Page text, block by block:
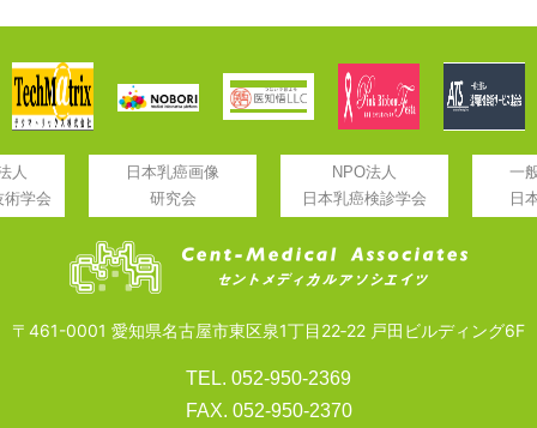
人
術学会
日本乳癌画像
研究会
NPO法人
日本乳癌検診学会
一
日
〒461-0001 愛知県名古屋市東区泉1丁目22‐22 戸田ビルディング6F
TEL. 052-950-2369
FAX. 052-950-2370